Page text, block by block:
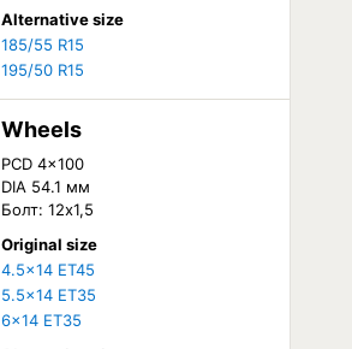
Alternative size
185/55 R15
195/50 R15
Wheels
PCD 4x100
DIA 54.1 мм
Болт: 12x1,5
Original size
4.5x14 ET45
5.5x14 ET35
6x14 ET35